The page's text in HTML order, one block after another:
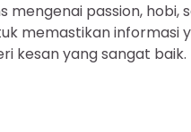
mengenai passion, hobi,
memastikan informasi
kesan yang sangat baik.